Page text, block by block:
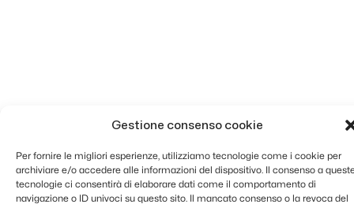
Gestione consenso cookie
Per fornire le migliori esperienze, utilizziamo tecnologie come i cookie per
archiviare e/o accedere alle informazioni del dispositivo. Il consenso a
tecnologie ci consentirà di elaborare dati come il comportamento di
navigazione o ID univoci su questo sito. Il mancato consenso o la revoca del